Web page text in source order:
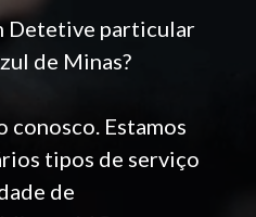
Detetive particular
de Minas?
conosco. Estamos
tipos de serviço
de